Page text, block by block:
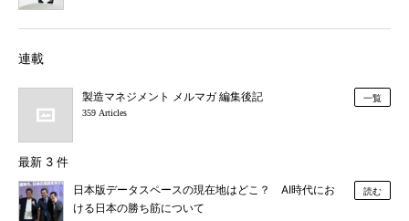
連載
製造マネジメント メルマガ 編集後記
359 Articles
一覧
最新 3 件
日本版データスペースの現在地はどこ？ AI時代にお
ける日本の勝ち筋について
読む